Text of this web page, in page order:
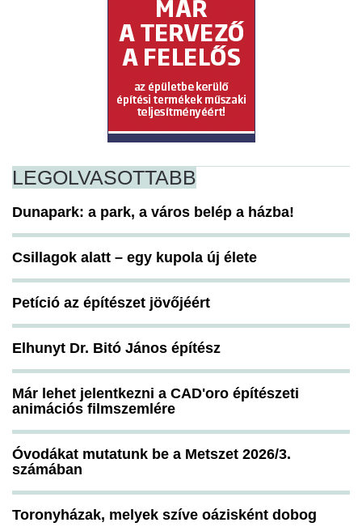
LEGOLVASOTTABB
Dunapark: a park, a város belép a házba!
Csillagok alatt – egy kupola új élete
Petíció az építészet jövőjéért
Elhunyt Dr. Bitó János építész
Már lehet jelentkezni a CAD'oro építészeti
animációs filmszemlére
Óvodákat mutatunk be a Metszet 2026/3.
számában
Toronyházak, melyek szíve oázisként dobog